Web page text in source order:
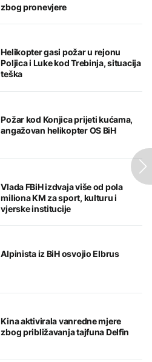
zbog pronevjere
Helikopter gasi požar u rejonu
Poljica i Luke kod Trebinja, situacija
teška
Požar kod Konjica prijeti kućama,
angažovan helikopter OS BiH
Vlada FBiH izdvaja više od pola
miliona KM za sport, kulturu i
vjerske institucije
Alpinista iz BiH osvojio Elbrus
Kina aktivirala vanredne mjere
zbog približavanja tajfuna Delfin